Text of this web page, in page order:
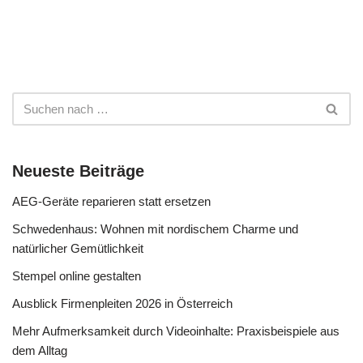
Neueste Beiträge
AEG-Geräte reparieren statt ersetzen
Schwedenhaus: Wohnen mit nordischem Charme und
natürlicher Gemütlichkeit
Stempel online gestalten
Ausblick Firmenpleiten 2026 in Österreich
Mehr Aufmerksamkeit durch Videoinhalte: Praxisbeispiele aus
dem Alltag